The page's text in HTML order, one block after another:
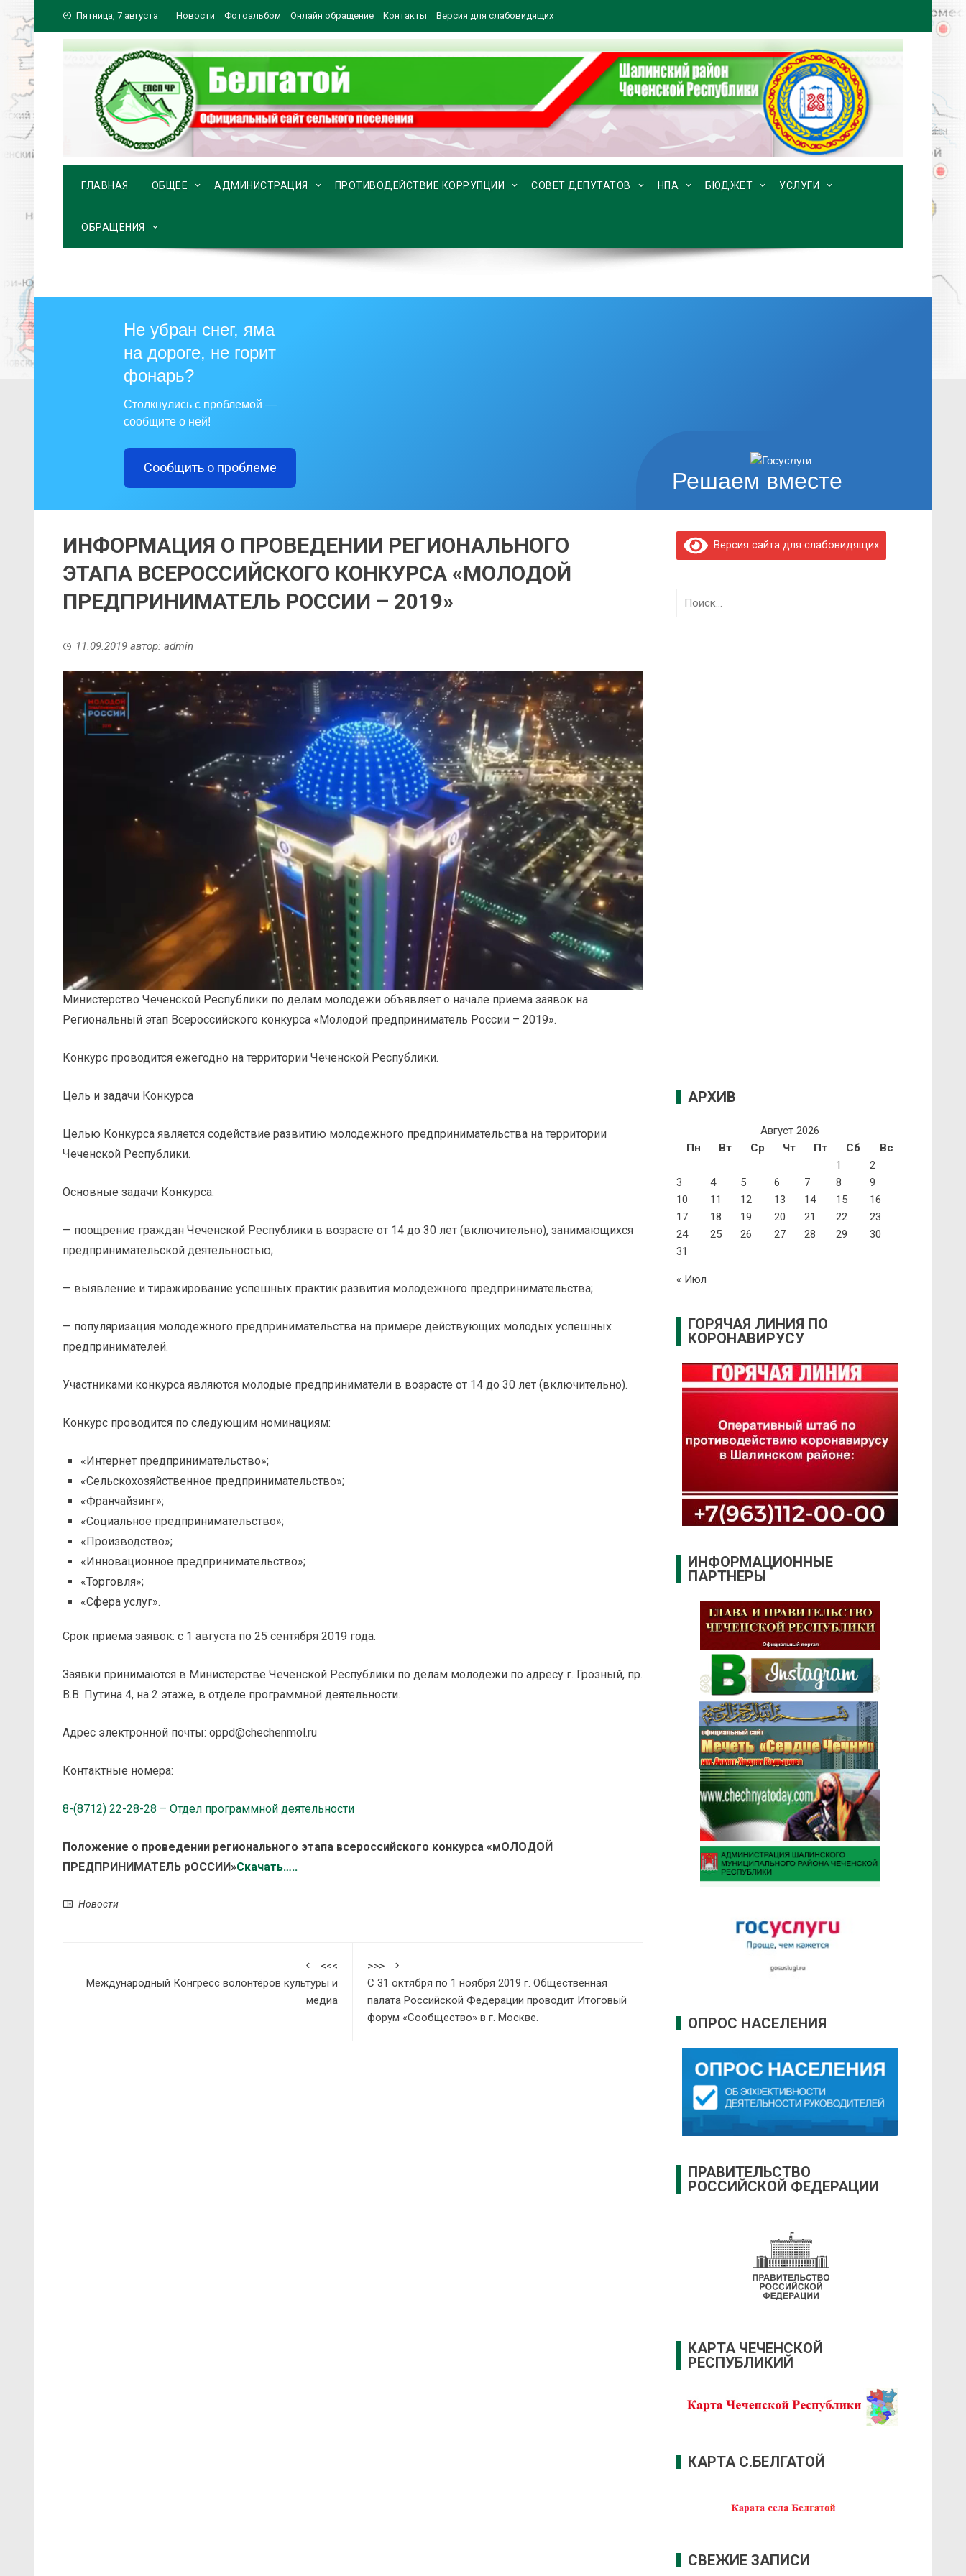
к
содержимому
Пятница, 7 августа Новости Фотоальбом Онлайн обращение Контакты Версия для слабовидящих
ГЛАВНАЯ ОБЩЕЕ АДМИНИСТРАЦИЯ ПРОТИВОДЕЙСТВИЕ КОРРУПЦИИ СОВЕТ ДЕПУТАТОВ НПА БЮДЖЕТ УСЛУГИ
ОБРАЩЕНИЯ
Решаем вместе
Не убран снег, яма
на дороге, не горит
фонарь?
Столкнулись с проблемой —
сообщите о ней!
Сообщить о проблеме
ИНФОРМАЦИЯ О ПРОВЕДЕНИИ РЕГИОНАЛЬНОГО
ЭТАПА ВСЕРОССИЙСКОГО КОНКУРСА «МОЛОДОЙ
ПРЕДПРИНИМАТЕЛЬ РОССИИ – 2019»
11.09.2019 автор: admin
Министерство Чеченской Республики по делам молодежи объявляет о начале приема заявок на
Региональный этап Всероссийского конкурса «Молодой предприниматель России – 2019».
Конкурс проводится ежегодно на территории Чеченской Республики.
Цель и задачи Конкурса
Целью Конкурса является содействие развитию молодежного предпринимательства на территории
Чеченской Республики.
Основные задачи Конкурса:
— поощрение граждан Чеченской Республики в возрасте от 14 до 30 лет (включительно), занимающихся
предпринимательской деятельностью;
— выявление и тиражирование успешных практик развития молодежного предпринимательства;
— популяризация молодежного предпринимательства на примере действующих молодых успешных
предпринимателей.
Участниками конкурса являются молодые предприниматели в возрасте от 14 до 30 лет (включительно).
Конкурс проводится по следующим номинациям:
«Интернет предпринимательство»;
«Сельскохозяйственное предпринимательство»;
«Франчайзинг»;
«Социальное предпринимательство»;
«Производство»;
«Инновационное предпринимательство»;
«Торговля»;
«Сфера услуг».
Срок приема заявок: с 1 августа по 25 сентября 2019 года.
Заявки принимаются в Министерстве Чеченской Республики по делам молодежи по адресу г. Грозный, пр.
В.В. Путина 4, на 2 этаже, в отделе программной деятельности.
Адрес электронной почты: oppd@chechenmol.ru
Контактные номера:
8-(8712) 22-28-28 – Отдел программной деятельности
Положение о проведении регионального этапа всероссийского конкурса «мОЛОДОЙ
ПРЕДПРИНИМАТЕЛЬ рОССИИ»Скачать…..
Новости
<<<
Международный Конгресс волонтёров культуры и
медиа
>>>
С 31 октября по 1 ноября 2019 г. Общественная
палата Российской Федерации проводит Итоговый
форум «Сообщество» в г. Москве.
Версия сайта для слабовидящих
Найти:
АРХИВ
Август 2026
Пн
Вт Ср Чт Пт Сб
Вс
1
2
3
4 5 6 7 8
9
10
11 12 13 14 15
16
17
18 19 20 21 22
23
24
25 26 27 28 29
30
31
« Июл
ГОРЯЧАЯ ЛИНИЯ ПО
КОРОНАВИРУСУ
ИНФОРМАЦИОННЫЕ
ПАРТНЕРЫ
ОПРОС НАСЕЛЕНИЯ
ПРАВИТЕЛЬСТВО
РОССИЙСКОЙ ФЕДЕРАЦИИ
КАРТА ЧЕЧЕНСКОЙ
РЕСПУБЛИКИЙ
КАРТА С.БЕЛГАТОЙ
СВЕЖИЕ ЗАПИСИ